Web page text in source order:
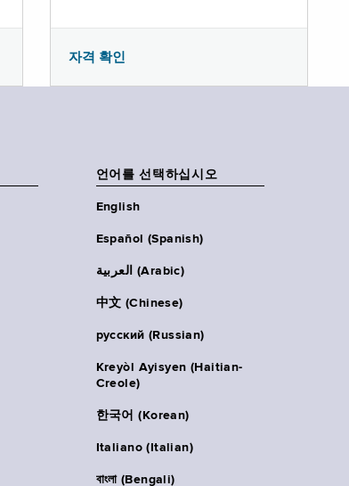
자격 확인
언어를 선택하십시오
English
Español (Spanish)
العربية (Arabic)
中文 (Chinese)
русский (Russian)
Kreyòl Ayisyen (Haitian-
Creole)
한국어 (Korean)
Italiano (Italian)
বাংলা (Bengali)